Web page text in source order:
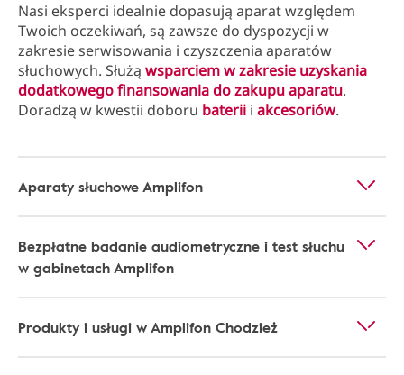
Nasi eksperci idealnie dopasują aparat względem
Twoich oczekiwań, są zawsze do dyspozycji w
zakresie serwisowania i czyszczenia aparatów
słuchowych. Służą wsparciem w zakresie uzyskania
dodatkowego finansowania do zakupu aparatu.
Doradzą w kwestii doboru baterii i akcesoriów.
Aparaty słuchowe Amplifon
Bezpłatne badanie audiometryczne i test słuchu
w gabinetach Amplifon
Produkty i usługi w Amplifon Chodzież